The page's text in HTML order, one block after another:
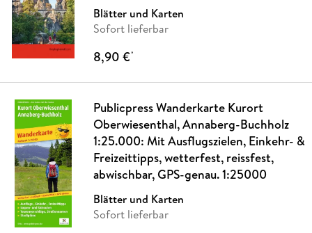
Blätter und Karten
Sofort lieferbar
8,90 €*
Publicpress Wanderkarte Kurort
Oberwiesenthal, Annaberg-Buchholz
1:25.000: Mit Ausflugszielen, Einkehr- &
Freizeittipps, wetterfest, reissfest,
abwischbar, GPS-genau. 1:25000
Blätter und Karten
Sofort lieferbar